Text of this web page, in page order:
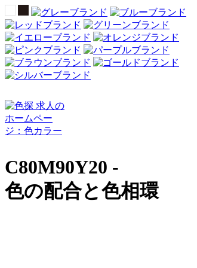
C80M90Y20 -
色の配合と色相環